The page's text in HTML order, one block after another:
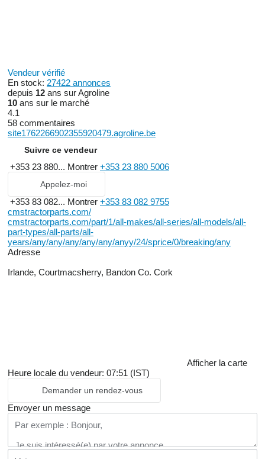
Vendeur vérifié
En stock: 27422 annonces
depuis 12 ans sur Agroline
10 ans sur le marché
4.1
58 commentaires
site1762266902355920479.agroline.be
Suivre ce vendeur
+353 23 880... Montrer +353 23 880 5006
Appelez-moi
+353 83 082... Montrer +353 83 082 9755
cmstractorparts.com/
cmstractorparts.com/part/1/all-makes/all-series/all-models/all-
part-types/all-parts/all-
years/any/any/any/any/any/anyy/24/sprice/0/breaking/any
Adresse
Irlande, Courtmacsherry, Bandon Co. Cork
Afficher la carte
Heure locale du vendeur: 07:51 (IST)
Demander un rendez-vous
Envoyer un message